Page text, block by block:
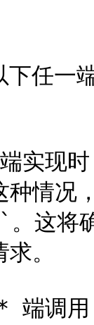
下任
实现
种情
将确
。
端调